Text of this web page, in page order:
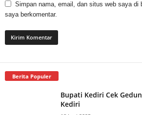
Simpan nama, email, dan situs web saya di
saya berkomentar.
Berita Populer
Bupati Kediri Cek
Kediri